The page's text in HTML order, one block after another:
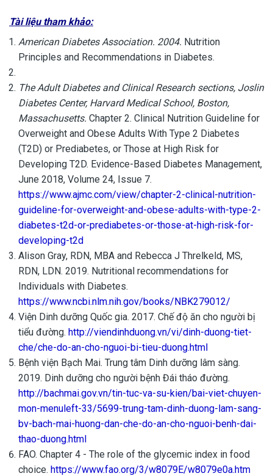
Tài liệu tham khảo:
AmericanDiabetes Association. 2004. Nutrition
Principles and Recommendations in Diabetes.
The Adult Diabetes and Clinical Research sections, Joslin
Diabetes Center, Harvard Medical School, Boston,
Massachusetts. Chapter 2. Clinical Nutrition Guideline for
Overweight and Obese Adults With Type 2 Diabetes
(T2D) or Prediabetes, or Those at High Risk for
Developing T2D. Evidence-Based Diabetes Management,
June 2018, Volume 24, Issue 7.
https://www.ajmc.com/view/chapter-2-clinical-nutrition-
guideline-for-overweight-and-obese-adults-with-type-2-
diabetes-t2d-or-prediabetes-or-those-at-high-risk-for-
developing-t2d
Alison Gray, RDN, MBA and Rebecca J Threlkeld, MS,
RDN, LDN. 2019. Nutritional recommendations for
Individuals with Diabetes.
https://www.ncbi.nlm.nih.gov/books/NBK279012/
Viện Dinh dưỡng Quốc gia. 2017. Chế độ ăn cho người bị
tiểu đường. http://viendinhduong.vn/vi/dinh-duong-tiet-
che/che-do-an-cho-nguoi-bi-tieu-duong.html
Bệnh viện Bạch Mai. Trung tâm Dinh dưỡng lâm sàng.
2019. Dinh dưỡng cho người bệnh Đái tháo đường.
http://bachmai.gov.vn/tin-tuc-va-su-kien/bai-viet-chuyen-
mon-menuleft-33/5699-trung-tam-dinh-duong-lam-sang-
bv-bach-mai-huong-dan-che-do-an-cho-nguoi-benh-dai-
thao-duong.html
FAO. Chapter 4 - The role of the glycemic index in food
choice. https://www.fao.org/3/w8079E/w8079e0a.htm